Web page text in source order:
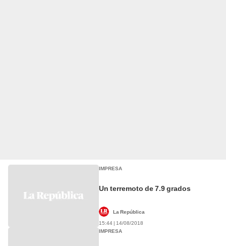
IMPRESA
Un terremoto de 7.9 grados
La República
15:44 | 14/08/2018
IMPRESA